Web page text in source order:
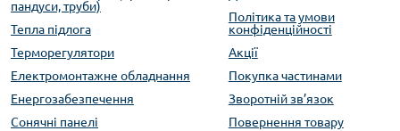
пандуси, труби)
Тепла підлога
Терморегулятори
Електромонтажне обладнання
Енергозабезпечення
Сонячні панелі
Політика та умови
конфіденційності
Акції
Покупка частинами
Зворотній зв’язок
Повернення товару